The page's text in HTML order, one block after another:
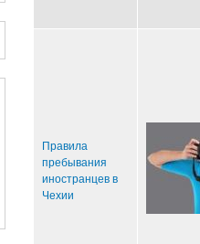
Правила
пребывания
иностранцев в
Чехии